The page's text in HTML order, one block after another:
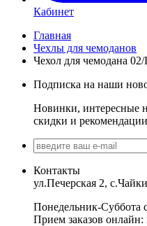
Кабинет
Главная
Чехлы для чемоданов
Чехол для чемодана
Подписка на наши
Новинки, интересные
скидки и рекомендации
Контакты
ул.Печерская 2,
Понедельник-Суббота
Прием заказов онлайн: